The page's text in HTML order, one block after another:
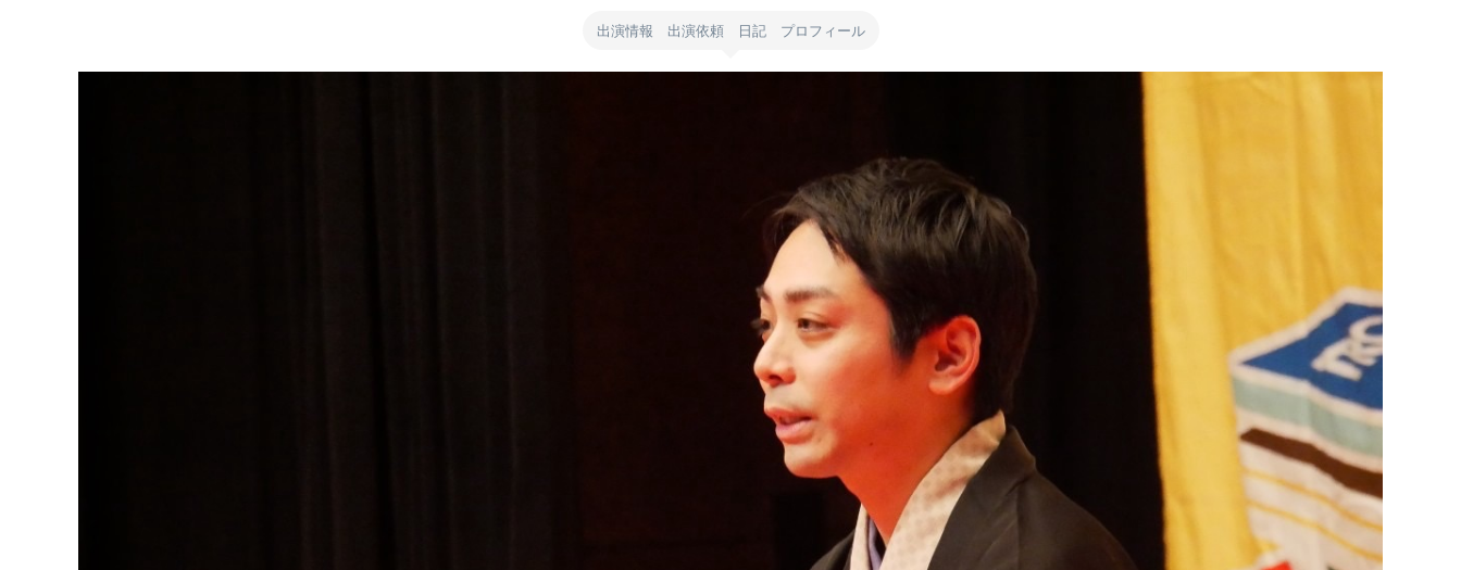
出演情報 出演依頼 日記 プロフィール